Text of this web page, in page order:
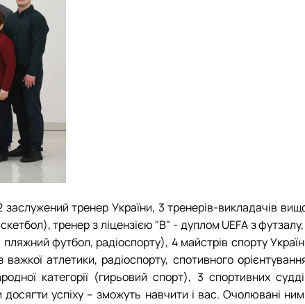
тренер України, 3 тренерів-викладачів
тренер з ліцензією "В" - дуплом UEFA з футзалу,
футбол, радіоспорту), 4 майстрів спорту
атлетики, радіоспорту, спотивного
категорії (гирьовий спорт), 3 спортивних
досягти успіху – зможуть навчити і вас. Очолювані